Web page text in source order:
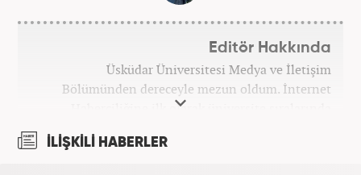
Editör Hakkında
Üsküdar Üniversitesi Medya ve İletişim
Bölümünden dereceyle mezun oldum. İnternet
Haberciliğine ilk olarak üniversite sıralarında
Kurduğum sitede 1 yıl kadar sağlık, spor ve kültür
İLİŞKİLİ HABERLER